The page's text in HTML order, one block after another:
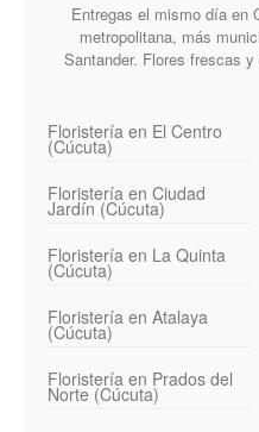
Entregas el mismo día en
metropolitana, más
Santander. Flores frescas
Floristería en El Centro
(Cúcuta)
Floristería en Ciudad
Jardín (Cúcuta)
Floristería en La Quinta
(Cúcuta)
Floristería en Atalaya
(Cúcuta)
Floristería en Prados del
Norte (Cúcuta)